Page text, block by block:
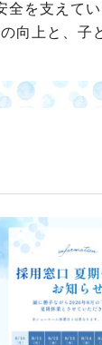
を支えて
向上と、子